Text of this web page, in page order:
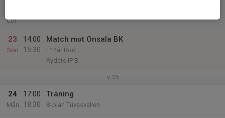
Lör
23
Sön
14:00
15:30
Match mot Onsala BK
F14år Röd
Rydets IP B
v.35
24
Mån
17:00
18:30
Träning
B-plan Tuvasvallen